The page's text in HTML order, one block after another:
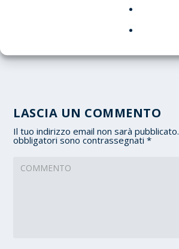
LASCIA UN COMMENTO
Il tuo indirizzo email non sarà pubblicato.
obbligatori sono contrassegnati*